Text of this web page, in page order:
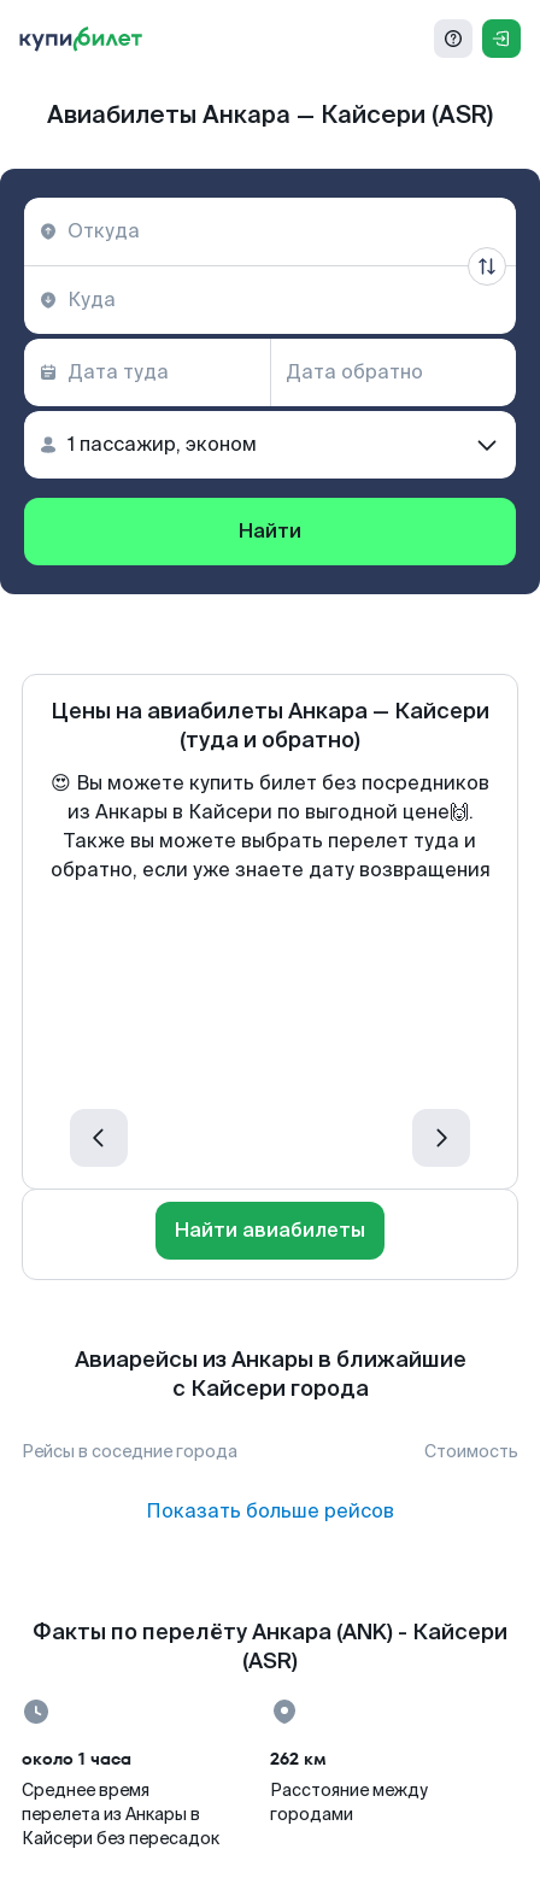
Авиабилеты Анкара — Кайсери (ASR)
Найти
Цены на авиабилеты Анкара — Кайсери
(туда и обратно)
😍 Вы можете купить билет без посредников
из Анкары в Кайсери по выгодной цене🙌.
Также вы можете выбрать перелет туда и
обратно, если уже знаете дату возвращения
Найти авиабилеты
Авиарейсы из Анкары в ближайшие
с Кайсери города
Рейсы в соседние города Стоимость
Показать больше рейсов
Факты по перелёту Анкара (ANK) - Кайсери
(ASR)
около 1 часа
Среднее время
перелета из Анкары в
Кайсери без пересадок
262 км
Расстояние между
городами